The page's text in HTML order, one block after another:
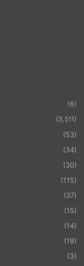
(6)
(3,511)
(53)
(34)
(30)
(115)
(37)
(15)
(14)
(19)
(3)